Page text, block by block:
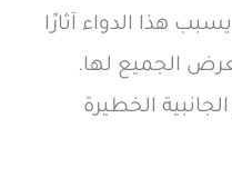
هذا الدواء آثارًا
الجميع لها.
الخطيرة